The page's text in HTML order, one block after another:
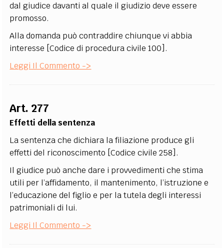
dal giudice davanti al quale il giudizio deve essere
promosso.
Alla domanda può contraddire chiunque vi abbia
interesse [Codice di procedura civile 100].
Leggi Il Commento ->
Art. 277
Effetti della sentenza
La sentenza che dichiara la filiazione produce gli
effetti del riconoscimento [Codice civile 258].
Il giudice può anche dare i provvedimenti che stima
utili per l’affidamento, il mantenimento, l’istruzione e
l’educazione del figlio e per la tutela degli interessi
patrimoniali di lui.
Leggi Il Commento ->